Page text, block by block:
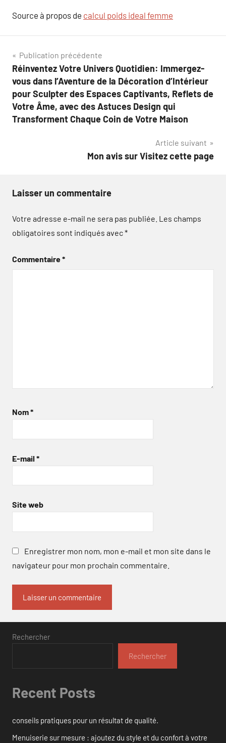
Source à propos de calcul poids ideal femme
Navigation
de
l’article
Publication précédente
Réinventez Votre Univers Quotidien: Immergez-
vous dans l’Aventure de la Décoration d’Intérieur
pour Sculpter des Espaces Captivants, Reflets de
Votre Âme, avec des Astuces Design qui
Transforment Chaque Coin de Votre Maison
Article suivant
Mon avis sur Visitez cette page
Laisser un commentaire
Votre adresse e-mail ne sera pas publiée. Les champs
obligatoires sont indiqués avec*
Commentaire*
Nom*
E-mail *
Site web
Enregistrer mon nom, mon e-mail et mon site dans le
navigateur pour mon prochain commentaire.
Rechercher
Rechercher
Recent Posts
conseils pratiques pour un résultat de qualité.
Menuiserie sur mesure : ajoutez du style et du confort à votre